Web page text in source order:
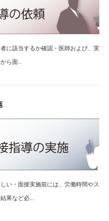
に該当するか確認・医師および、実
ら面...
い・面接実施前には、労働時間やス
果など必...